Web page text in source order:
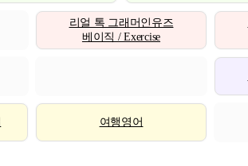
리얼 톡 그래머인유즈
베이직 / Exercise
여행영어